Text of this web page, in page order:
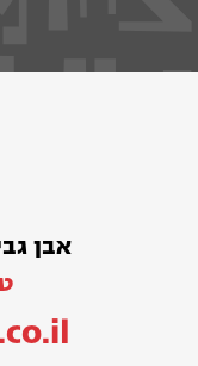
אבן גבירול 30,
טל׳